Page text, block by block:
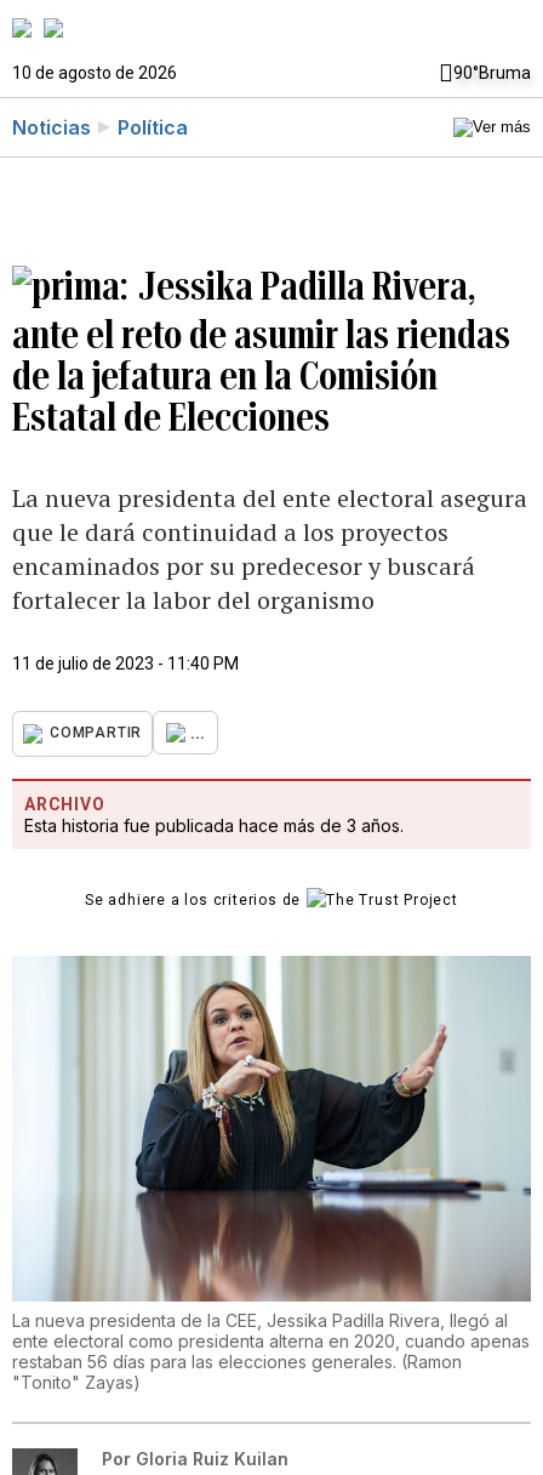
10 de agosto de 2026 90°Bruma
Noticias Política
Jessika Padilla Rivera,
ante el reto de asumir las riendas
de la jefatura en la Comisión
Estatal de Elecciones
La nueva presidenta del ente electoral asegura
que le dará continuidad a los proyectos
encaminados por su predecesor y buscará
fortalecer la labor del organismo
11 de julio de 2023 - 11:40 PM
COMPARTIR ...
ARCHIVO
Esta historia fue publicada hace más de 3 años.
Se adhiere a los criterios de
La nueva presidenta de la CEE, Jessika Padilla Rivera, llegó al
ente electoral como presidenta alterna en 2020, cuando apenas
restaban 56 días para las elecciones generales. (Ramon
"Tonito" Zayas)
Por Gloria Ruiz Kuilan